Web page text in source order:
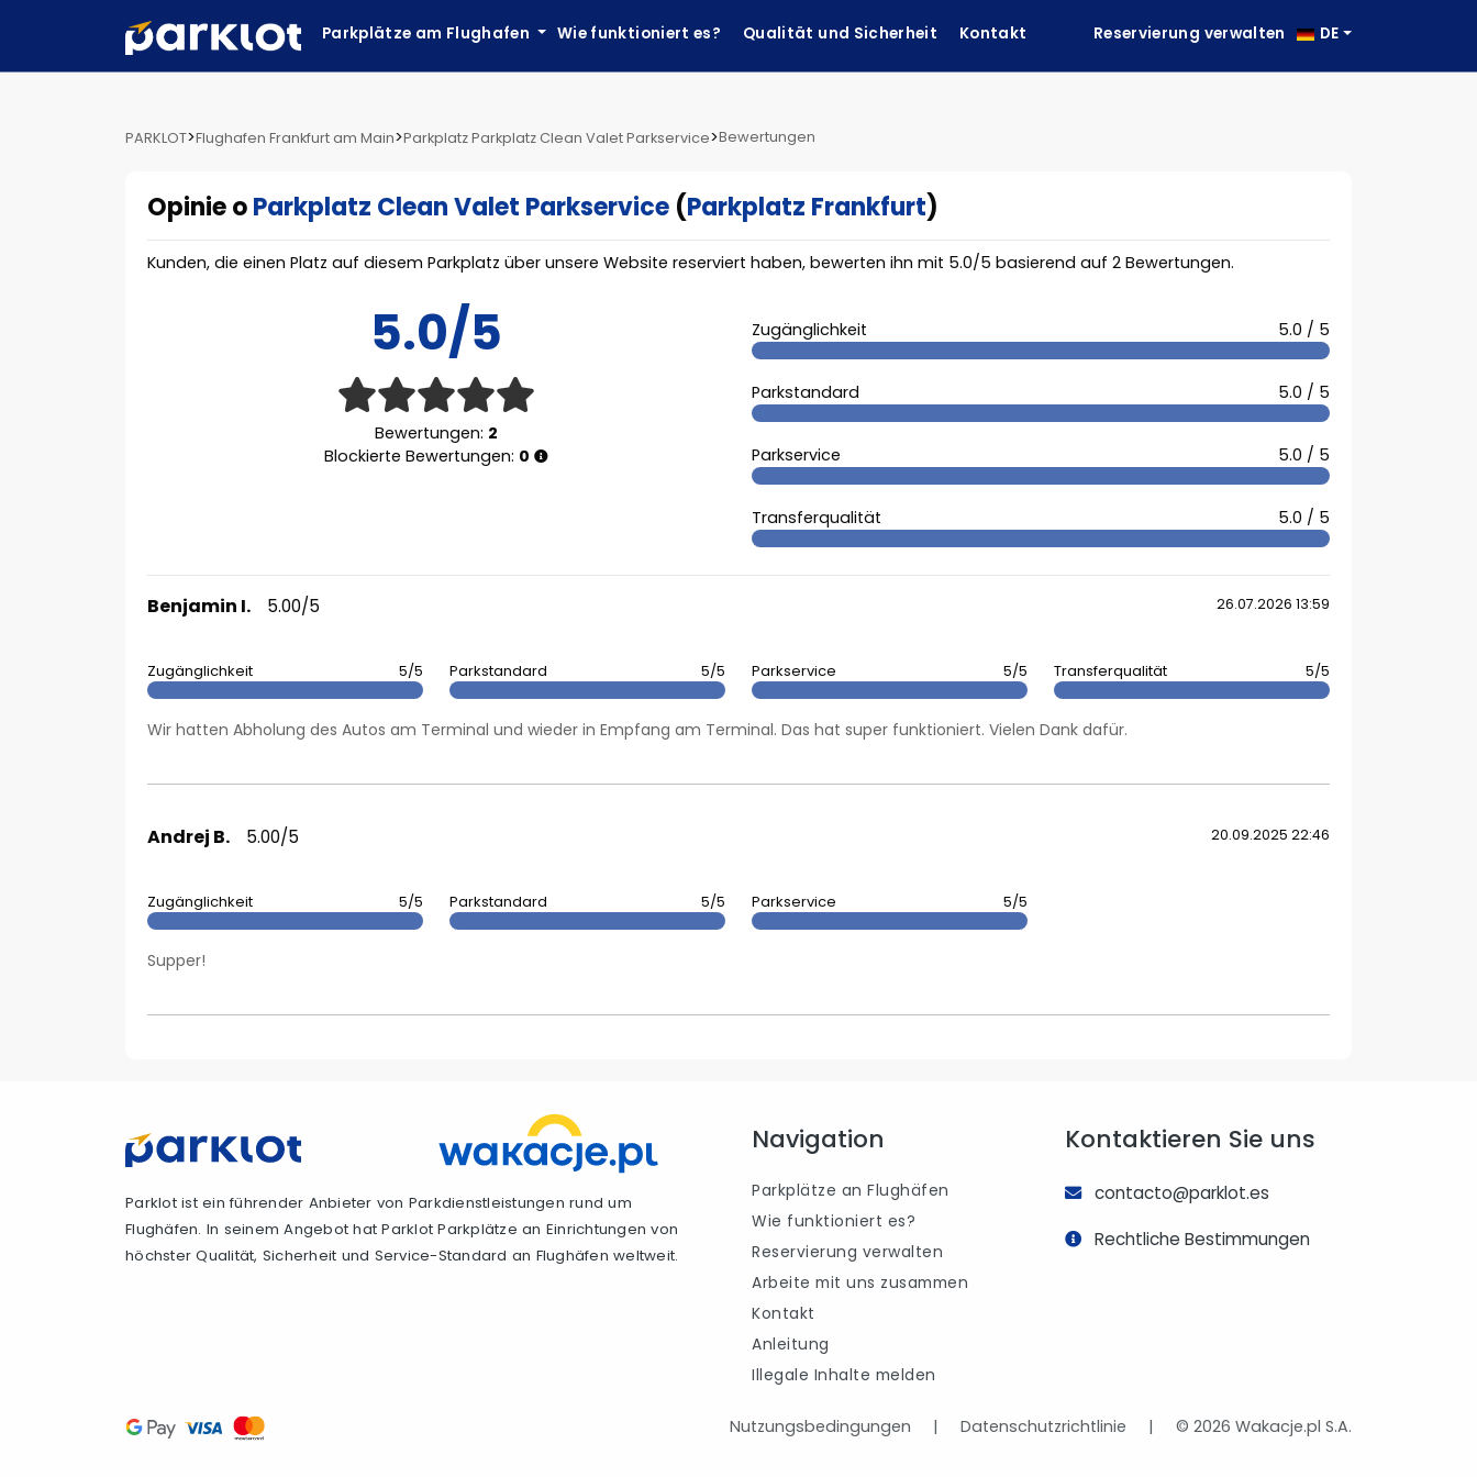
Parkplätze am Flughafen Wie funktioniert es? Qualität und Sicherheit Kontakt Reservierung verwalten DE
PARKLOT>Flughafen Frankfurt am Main>Parkplatz Parkplatz Clean Valet Parkservice>Bewertungen
Opinie oParkplatz Clean Valet Parkservice (Parkplatz Frankfurt)
Kunden, die einen Platz auf diesem Parkplatz über unsere Website reserviert haben, bewerten ihn mit 5.0/5 basierend auf 2 Bewertungen.
5.0/5
Bewertungen: 2
Blockierte Bewertungen: 0
Zugänglichkeit 5.0 / 5
Parkstandard 5.0 / 5
Parkservice 5.0 / 5
Transferqualität 5.0 / 5
Benjamin I. 5.00/5 26.07.2026 13:59
Zugänglichkeit 5/5 Parkstandard 5/5 Parkservice 5/5 Transferqualität 5/5
Wir hatten Abholung des Autos am Terminal und wieder in Empfang am Terminal. Das hat super funktioniert. Vielen Dank dafür.
Andrej B. 5.00/5 20.09.2025 22:46
Zugänglichkeit 5/5 Parkstandard 5/5 Parkservice 5/5
Supper!
Parklot ist ein führender Anbieter von Parkdienstleistungen rund um
Flughäfen. In seinem Angebot hat Parklot Parkplätze an Einrichtungen von
höchster Qualität, Sicherheit und Service-Standard an Flughäfen weltweit.
Navigation
Parkplätze an Flughäfen
Wie funktioniert es?
Reservierung verwalten
Arbeite mit uns zusammen
Kontakt
Anleitung
Illegale Inhalte melden
Kontaktieren Sie uns
contacto@parklot.es
Rechtliche Bestimmungen
Nutzungsbedingungen | Datenschutzrichtlinie | © 2026 Wakacje.pl S.A.